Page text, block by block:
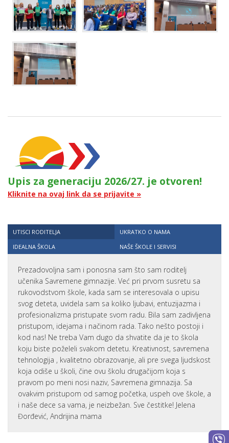
Upis za generaciju 2026/27. je otvoren!
Kliknite na ovaj link da se prijavite »
UTISCI RODITELJA
UKRATKO O NAMA
IDEALNA ŠKOLA
NAŠE ŠKOLE I SERVISI
Prezadovoljna sam i ponosna sam što sam roditelj
učenika Savremene gimnazije. Već pri prvom susretu sa
rukovodstvom škole, kada sam se interesovala o upisu
svog deteta, uvidela sam sa koliko ljubavi, entuzijazma i
profesionalizma pristupate svom radu. Bila sam zadivljena
pristupom, idejama i načinom rada. Tako nešto postoji i
kod nas! Ne treba Vam dugo da shvatite da je to škola
koju biste poželeli svakom detetu. Kreativnost, savremena
tehnologija , kvalitetno obrazovanje, ali pre svega ljudskost
koja odiše u školi, čine ovu školu drugačijom koja s
pravom po meni nosi naziv, Savremena gimnazija. Sa
ovakvim pristupom od samog početka, uspeh ove škole, a
i naše dece sa vama, je neizbežan. Sve čestitke! Jelena
Đorđević, Andrijina mama